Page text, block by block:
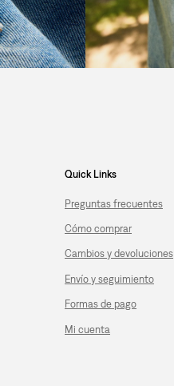
Quick Links
Preguntas frecuentes
Cómo comprar
Cambios y devoluciones
Envío y seguimiento
Formas de pago
Mi cuenta